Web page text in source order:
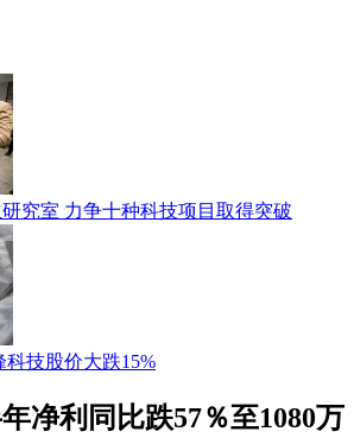
究室 力争十种科技项目取得突破
技股价大跌15%
净利同比跌57％至1080万